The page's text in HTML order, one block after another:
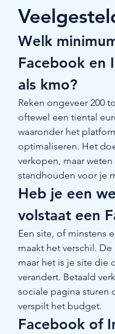
Welk
Facebook en
als kmo?
Reken ongeveer 200
oftewel een tiental
waaronder het
optimaliseren. Het
verkopen, maar
standhouden voor je
Heb je een
volstaat een
Een site, of minstens
maakt het verschil.
maar het is je site die
verandert. Betaald
sociale pagina sturen
verspilt het budget.
Facebook of